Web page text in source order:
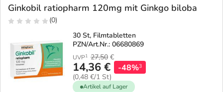
Ginkobil ratiopharm 120mg mit Ginkgo biloba
(0)
30 St, Filmtabletten
PZN/Art.Nr.: 06680869
UVP1 27,50 €
14,36 €
(0,48 €/1 St)
-48%3
Artikel auf Lager